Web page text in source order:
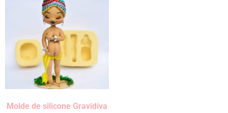
Molde de silicone Gravidíva